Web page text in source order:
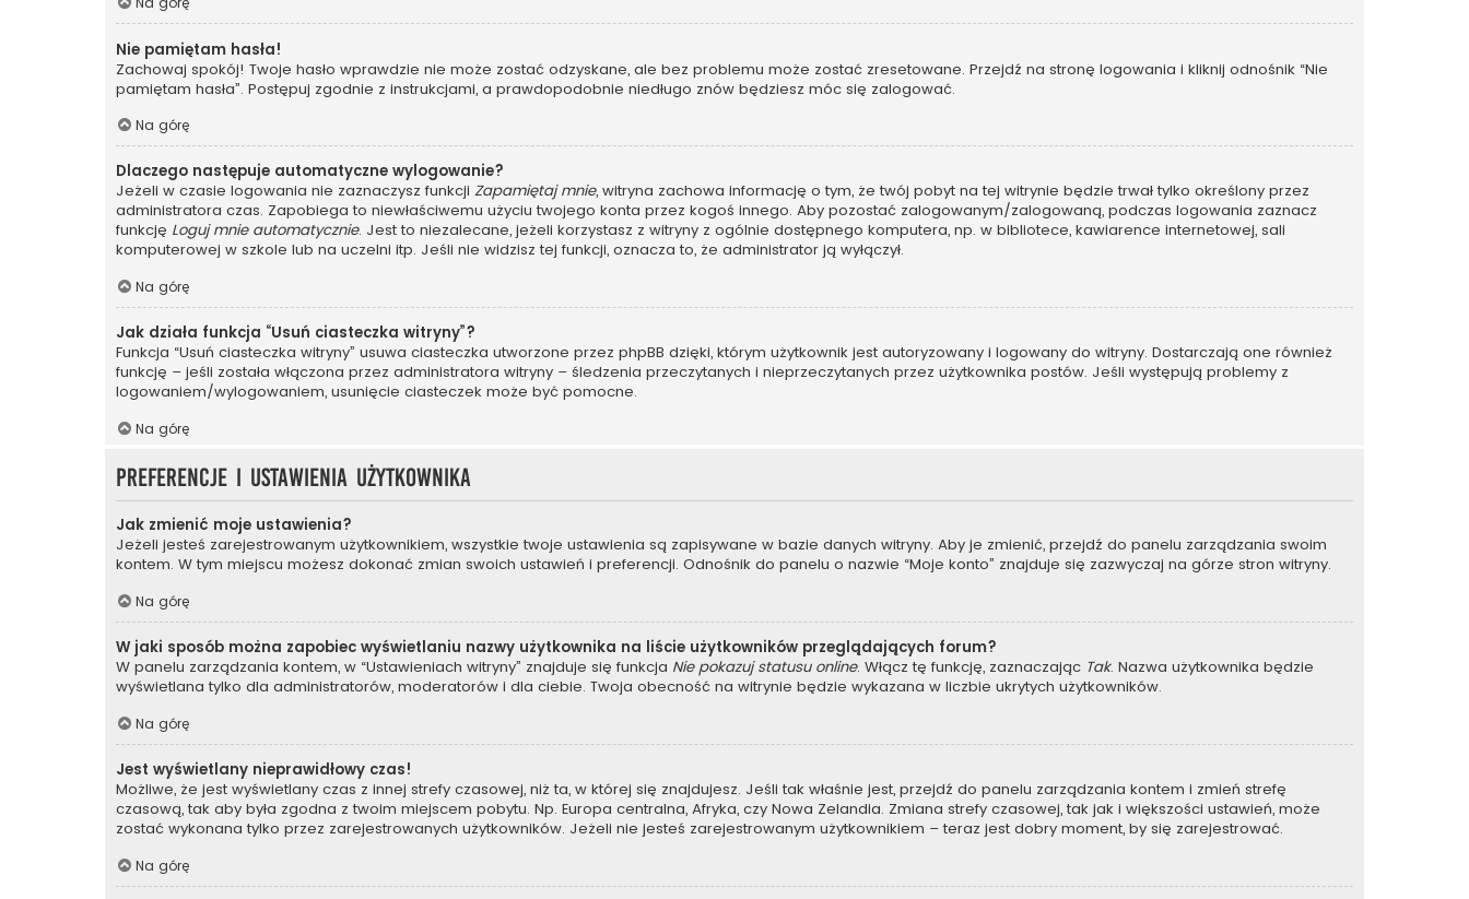
Nie pamiętam hasła!
Zachowaj spokój! Twoje hasło wprawdzie nie może zostać odzyskane, ale bez problemu może zostać zresetowane. Przejdź na stronę logowania i kliknij odnośnik “Nie
pamiętam hasła”. Postępuj zgodnie z instrukcjami, a prawdopodobnie niedługo znów będziesz móc się zalogować.
Na górę
Dlaczego następuje automatyczne wylogowanie?
Jeżeli w czasie logowania nie zaznaczysz funkcji Zapamiętaj mnie, witryna zachowa informację o tym, że twój pobyt na tej witrynie będzie trwał tylko określony przez
administratora czas. Zapobiega to niewłaściwemu użyciu twojego konta przez kogoś innego. Aby pozostać zalogowanym/zalogowaną, podczas logowania zaznacz
funkcję Loguj mnie automatycznie. Jest to niezalecane, jeżeli korzystasz z witryny z ogólnie dostępnego komputera, np. w bibliotece, kawiarence internetowej, sali
komputerowej w szkole lub na uczelni itp. Jeśli nie widzisz tej funkcji, oznacza to, że administrator ją wyłączył.
Na górę
Jak działa funkcja “Usuń ciasteczka witryny”?
Funkcja “Usuń ciasteczka witryny” usuwa ciasteczka utworzone przez phpBB dzięki, którym użytkownik jest autoryzowany i logowany do witryny. Dostarczają one również
funkcję – jeśli została włączona przez administratora witryny – śledzenia przeczytanych i nieprzeczytanych przez użytkownika postów. Jeśli występują problemy z
logowaniem/wylogowaniem, usunięcie ciasteczek może być pomocne.
Na górę
Preferencje i ustawienia użytkownika
Jak zmienić moje ustawienia?
Jeżeli jesteś zarejestrowanym użytkownikiem, wszystkie twoje ustawienia są zapisywane w bazie danych witryny. Aby je zmienić, przejdź do panelu zarządzania swoim
kontem. W tym miejscu możesz dokonać zmian swoich ustawień i preferencji. Odnośnik do panelu o nazwie “Moje konto” znajduje się zazwyczaj na górze stron witryny.
Na górę
W jaki sposób można zapobiec wyświetlaniu nazwy użytkownika na liście użytkowników przeglądających forum?
W panelu zarządzania kontem, w “Ustawieniach witryny” znajduje się funkcja Nie pokazuj statusu online. Włącz tę funkcję, zaznaczając Tak. Nazwa użytkownika będzie
wyświetlana tylko dla administratorów, moderatorów i dla ciebie. Twoja obecność na witrynie będzie wykazana w liczbie ukrytych użytkowników.
Na górę
Jest wyświetlany nieprawidłowy czas!
Możliwe, że jest wyświetlany czas z innej strefy czasowej, niż ta, w której się znajdujesz. Jeśli tak właśnie jest, przejdź do panelu zarządzania kontem i zmień strefę
czasową, tak aby była zgodna z twoim miejscem pobytu. Np. Europa centralna, Afryka, czy Nowa Zelandia. Zmiana strefy czasowej, tak jak i większości ustawień, może
zostać wykonana tylko przez zarejestrowanych użytkowników. Jeżeli nie jesteś zarejestrowanym użytkownikiem – teraz jest dobry moment, by się zarejestrować.
Na górę